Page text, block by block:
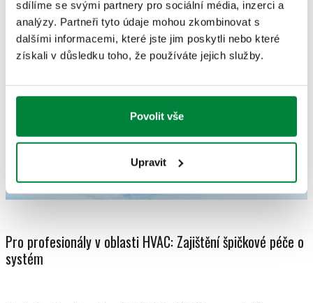
sdílíme se svými partnery pro sociální média, inzerci a
analýzy. Partneři tyto údaje mohou zkombinovat s
dalšími informacemi, které jste jim poskytli nebo které
získali v důsledku toho, že používáte jejich služby.
Povolit vše
Upravit
účinnost. Pokud hledáte radu nebo pomoc s udržitelným
zachováním provozu vašeho topného a chladicího systému,
tým Caleffi je vám k dispozici telefonicky nebo e-mailem – je
připraven rozšířit odbornou podporu.
Pro profesionály v oblasti HVAC: Zajištění špičkové péče o
systém